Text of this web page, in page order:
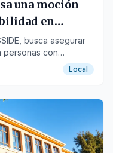
una moción
en
busca asegurar
personas con
Local